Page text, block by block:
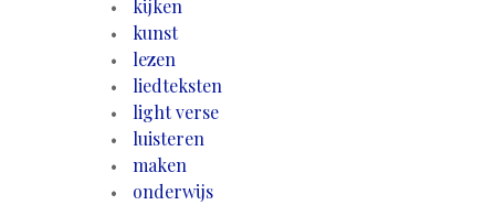
kijken
kunst
lezen
liedteksten
light verse
luisteren
maken
onderwijs